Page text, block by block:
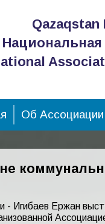
Об Ассоциации
- Игибаев Ержан